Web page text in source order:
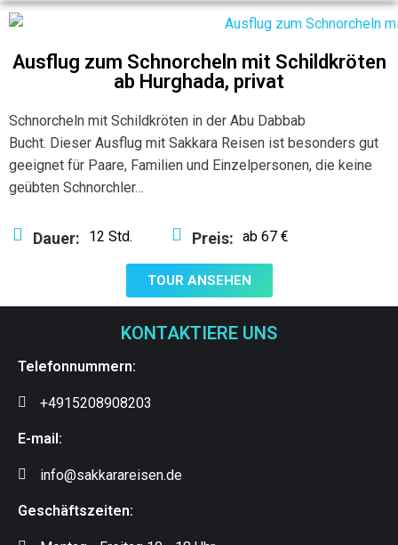
Ausflug zum Schnorcheln mit Schildkröten
ab Hurghada, privat
Schnorcheln mit Schildkröten in der Abu Dabbab
Bucht. Dieser Ausflug mit Sakkara Reisen ist besonders gut
geeignet für Paare, Familien und Einzelpersonen, die keine
geübten Schnorchler…
Dauer: 12 Std. Preis: ab 67 €
TOUR ANSEHEN
KONTAKTIERE UNS
Telefonnummern:
+4915208908203
E-mail:
info@sakkarareisen.de
Geschäftszeiten: